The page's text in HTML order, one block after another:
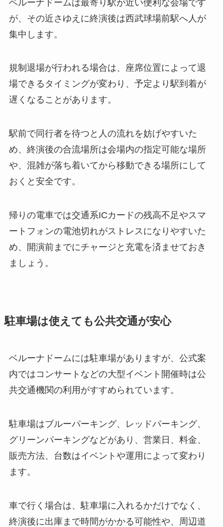
ベルーナドームは最寄り駅が近い便利な会場です
が、その近さゆえに終演後は西武球場前駅へ人が
集中します。
規制退場が行われる場合は、座席位置によって退
場できるタイミングが変わり、予定より駅到着が
遅くなることがあります。
駅前で同行者を待つと人の流れを妨げやすいた
め、終演後の合流場所は会場内の指定可能な場所
や、混雑が落ち着いてから移動できる場所にして
おくと安全です。
帰りの電車では交通系ICカードの残高不足やスマ
ートフォンの電池切れがストレスになりやすいた
め、開演前までにチャージと充電を済ませておき
ましょう。
駐車場は使えても公共交通が安心
ベルーナドームには駐車場がありますが、公式案
内ではコンサートなどの大型イベント開催時は公
共交通機関の利用がすすめられています。
駐車場はブルーパーキング、レッドパーキング、
グリーンパーキングなどがあり、営業日、料金、
販売方法、台数はイベントや運用によって変わり
ます。
車で行く場合は、駐車場に入れるかだけでなく、
終演後に出庫まで時間がかかる可能性や、周辺道